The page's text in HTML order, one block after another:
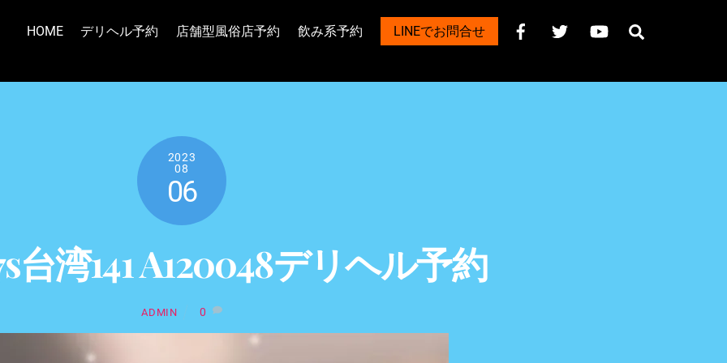
HOME デリヘル予約 店舗型風俗店予約 飲み系予約 LINEでお問合せ
2023
08
06
台湾141 A120048デリヘル予約
ADMIN 0